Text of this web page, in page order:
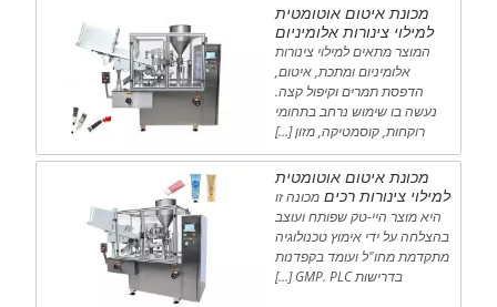
מכונת איטום אוטומטית
למילוי צינורות אלומיניום
המוצר מתאים למילוי צינורות
אלומיניום ומתכת, איטום,
הדפסת תמרים וקיפול קצה.
נעשה בו שימוש נרחב בתחומי
רוקחות, קוסמטיקה, מזון […]
מכונת איטום אוטומטית
למילוי צינורות רכים מכונה זו
היא מוצר היי-טק שפותח ועוצב
בהצלחה על ידי אימוץ טכנולוגיה
מתקדמת מחו"ל ועומד בקפדנות
בדרישות GMP. PLC […]